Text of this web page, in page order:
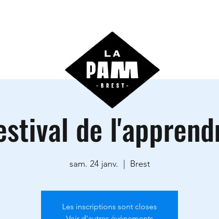
de
sam. 24 janv. Brest
Les inscriptions sont closes